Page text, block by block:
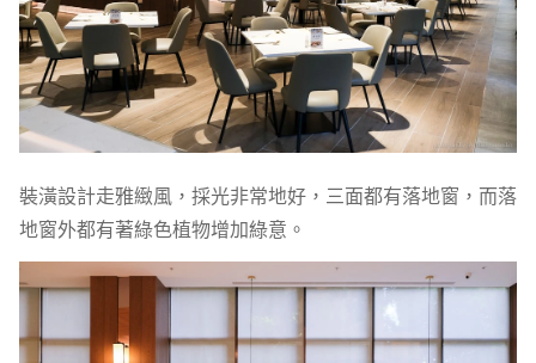
裝潢設計走雅緻風，採光非常地好，三面都有落地窗，而落
地窗外都有著綠色植物增加綠意。